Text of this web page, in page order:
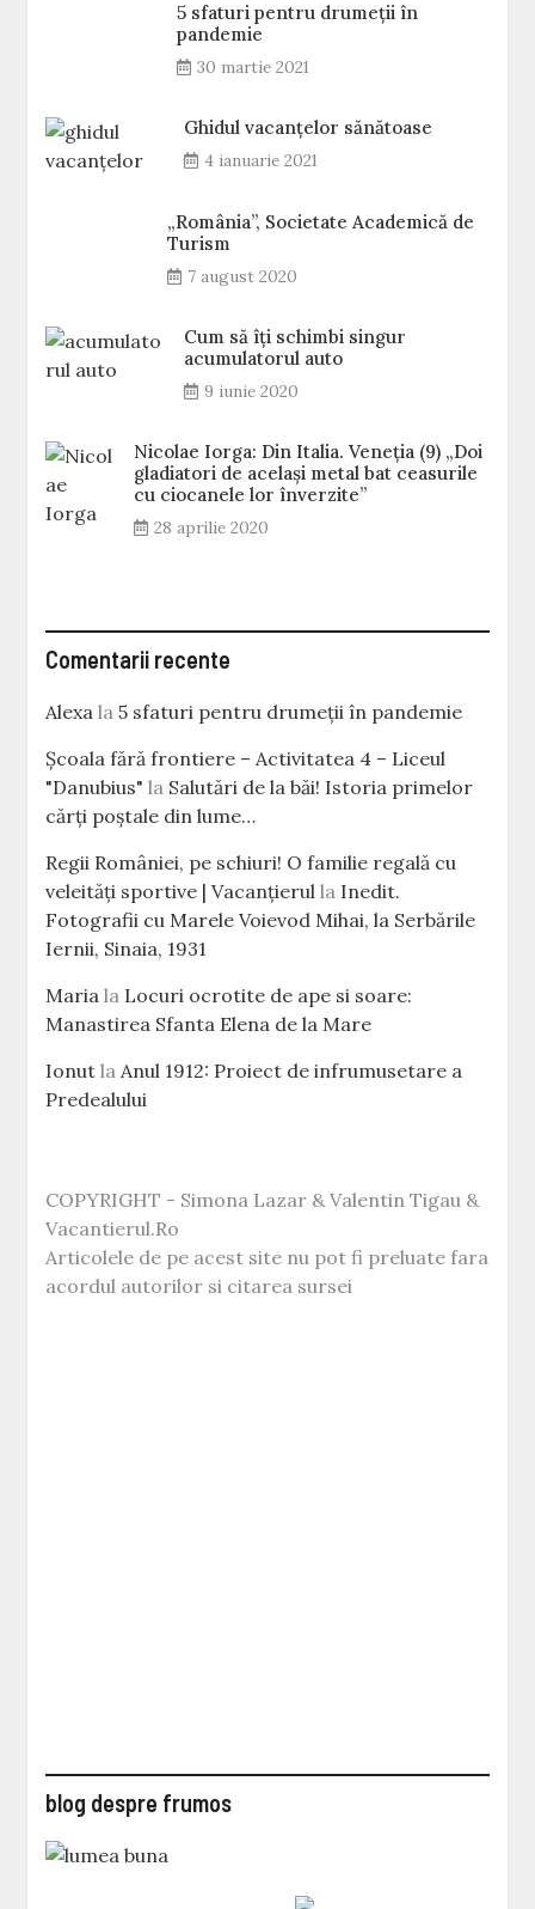
5 sfaturi pentru drumeții în
pandemie
30 martie 2021
Ghidul vacanțelor sănătoase
4 ianuarie 2021
„România”, Societate Academică de
Turism
7 august 2020
Cum să îți schimbi singur
acumulatorul auto
9 iunie 2020
Nicolae Iorga: Din Italia. Veneţia (9) „Doi
gladiatori de același metal bat ceasurile
cu ciocanele lor înverzite”
28 aprilie 2020
Comentarii recente
Alexa la5 sfaturi pentru drumeții în pandemie
Școala fără frontiere – Activitatea 4 – Liceul
"Danubius" la Salutări de la băi! Istoria primelor
cărţi poştale din lume…
Regii României, pe schiuri! O familie regală cu
veleităţi sportive | Vacanțierul la Inedit.
Fotografii cu Marele Voievod Mihai, la Serbările
Iernii, Sinaia, 1931
Maria la Locuri ocrotite de ape si soare:
Manastirea Sfanta Elena de la Mare
Ionut laAnul 1912: Proiect de infrumusetare a
Predealului
COPYRIGHT - Simona Lazar & Valentin Tigau &
Vacantierul.Ro
Articolele de pe acest site nu pot fi preluate fara
acordul autorilor si citarea sursei
blog despre frumos